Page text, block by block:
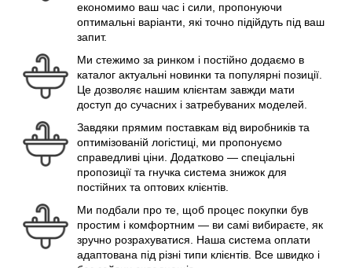
економимо ваш час і сили, пропонуючи
оптимальні варіанти, які точно підійдуть під ваш
запит.
Ми стежимо за ринком і постійно додаємо в
каталог актуальні новинки та популярні позиції.
Це дозволяє нашим клієнтам завжди мати
доступ до сучасних і затребуваних моделей.
Завдяки прямим поставкам від виробників та
оптимізованій логістиці, ми пропонуємо
справедливі ціни. Додатково — спеціальні
пропозиції та гнучка система знижок для
постійних та оптових клієнтів.
Ми подбали про те, щоб процес покупки був
простим і комфортним — ви самі вибираєте, як
зручно розрахуватися. Наша система оплати
адаптована під різні типи клієнтів. Все швидко і